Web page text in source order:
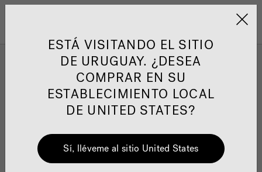
Jacuzzi&reg; Latin
Responsabilidad Social
HIDROMASAJE
JACUZZI PATENTS
D544,611
D547,877
ESTÁ VISITANDO EL SITIO
DE URUGUAY. ¿DESEA
COMPRAR EN SU
ESTABLECIMIENTO LOCAL
DE UNITED STATES?
Sí, lléveme al sitio United States